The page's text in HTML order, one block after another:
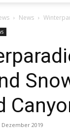
News
Dezember 2019